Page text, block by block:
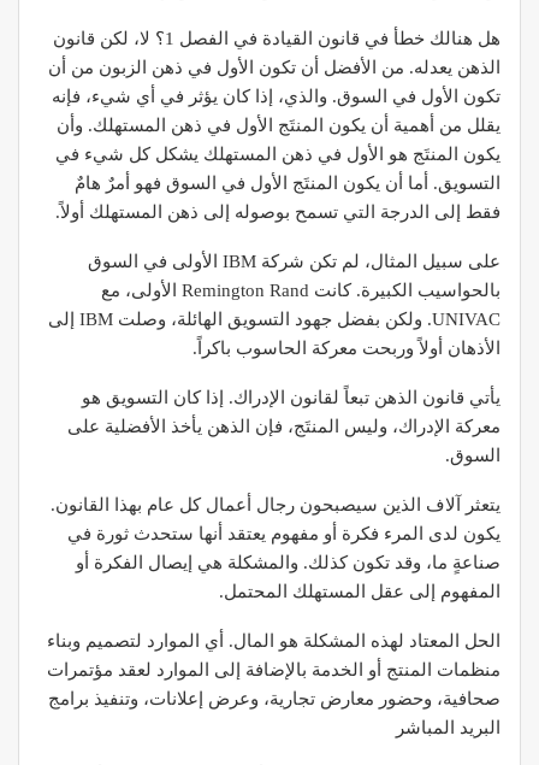
هل هنالك خطأ في قانون القيادة في الفصل 1؟ لا، لكن قانون
الذهن يعدله. من الأفضل أن تكون الأول في ذهن الزبون من أن
تكون الأول في السوق. والذي، إذا كان يؤثر في أي شيء، فإنه
يقلل من أهمية أن يكون المنتَج الأول في ذهن المستهلك. وأن
يكون المنتَج هو الأول في ذهن المستهلك يشكل كل شيء في
التسويق. أما أن يكون المنتَج الأول في السوق فهو أمرٌ هامٌ
فقط إلى الدرجة التي تسمح بوصوله إلى ذهن المستهلك أولاً.
على سبيل المثال، لم تكن شركة IBM الأولى في السوق
بالحواسيب الكبيرة. كانت Remington Rand الأولى، مع
UNIVAC. ولكن بفضل جهود التسويق الهائلة، وصلت IBM إلى
الأذهان أولاً وربحت معركة الحاسوب باكراً.
يأتي قانون الذهن تبعاً لقانون الإدراك. إذا كان التسويق هو
معركة الإدراك، وليس المنتَج، فإن الذهن يأخذ الأفضلية على
السوق.
يتعثر آلاف الذين سيصبحون رجال أعمال كل عام بهذا القانون.
يكون لدى المرء فكرة أو مفهوم يعتقد أنها ستحدث ثورة في
صناعةٍ ما، وقد تكون كذلك. والمشكلة هي إيصال الفكرة أو
المفهوم إلى عقل المستهلك المحتمل.
الحل المعتاد لهذه المشكلة هو المال. أي الموارد لتصميم وبناء
منظمات المنتج أو الخدمة بالإضافة إلى الموارد لعقد مؤتمرات
صحافية، وحضور معارض تجارية، وعرض إعلانات، وتنفيذ برامج
البريد المباشر